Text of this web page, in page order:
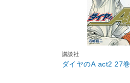
講談社
ダイヤのA act2 27巻